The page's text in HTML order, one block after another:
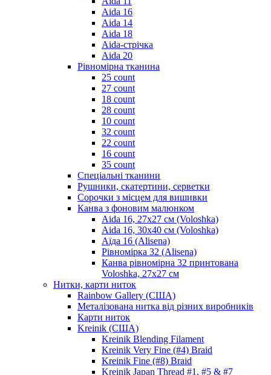
Aida 16
Aida 14
Aida 18
Aida-стрічка
Aida 20
Рівномірна тканина
25 count
27 count
18 count
28 count
10 count
32 count
22 count
16 count
35 count
Спеціальні тканини
Рушники, скатертини, серветки
Сорочки з місцем для вишивки
Канва з фоновим малюнком
Aida 16, 27х27 см (Voloshka)
Aida 16, 30х40 см (Voloshka)
Аїда 16 (Alisena)
Рівномірка 32 (Alisena)
Канва рівномірна 32 принтована
Voloshka, 27х27 см
Нитки, карти ниток
Rainbow Gallery (США)
Металізована нитка від різних виробників
Карти ниток
Kreinik (США)
Kreinik Blending Filament
Kreinik Very Fine (#4) Braid
Kreinik Fine (#8) Braid
Kreinik Japan Thread #1, #5 & #7